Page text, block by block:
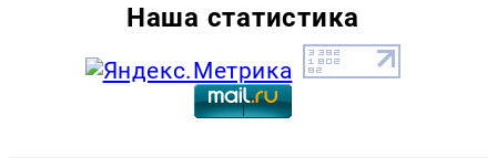
Наша статистика